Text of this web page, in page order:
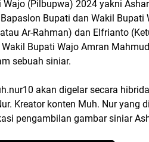
(Pilbupwa) 2024 yakni Ashar
Bupati dan Wakil Bupati
Ar-Rahman) dan Elfrianto
Bupati Wajo Amran
sebuah siniar.
akan digelar secara
Kreator konten Muh. Nur yang
pengambilan gambar siniar